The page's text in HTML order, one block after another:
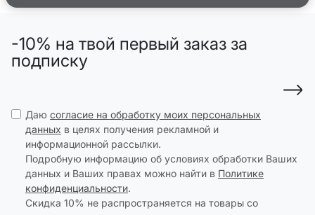
-10% на твой первый заказ за
подписку
Даю согласие на обработку моих персональных
данных в целях получения рекламной и
информационной рассылки.
Подробную информацию об условиях обработки Ваших
данных и Ваших правах можно найти в Политике
конфиденциальности.
Скидка 10% не распространяется на товары со